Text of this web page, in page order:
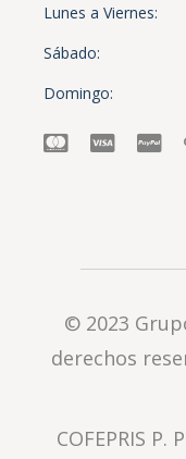
Lunes a Viernes
Sábado
Domingo
© 2023
derechos
COFEPRIS P.